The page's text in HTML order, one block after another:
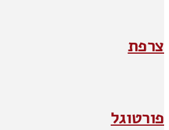
צרפת
פורטוגל